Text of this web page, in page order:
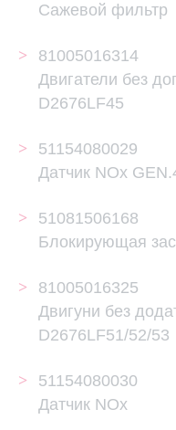
Сажевой фильтр
81005016314
Двигатели без
D2676LF45
51154080029
Датчик NOx
51081506168
Блокирующая
81005016325
Двигуни без
D2676LF51/52/53
51154080030
Датчик NOx